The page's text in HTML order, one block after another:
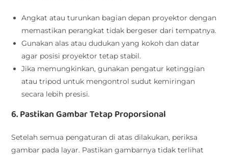
Angkat atau turunkan bagian depan proyektor dengan
memastikan perangkat tidak bergeser dari tempatnya.
Gunakan alas atau dudukan yang kokoh dan datar
agar posisi proyektor tetap stabil.
Jika memungkinkan, gunakan pengatur ketinggian
atau tripod untuk mengontrol sudut kemiringan
secara lebih presisi.
6. Pastikan Gambar Tetap Proporsional
Setelah semua pengaturan di atas dilakukan, periksa
gambar pada layar. Pastikan gambarnya tidak terlihat